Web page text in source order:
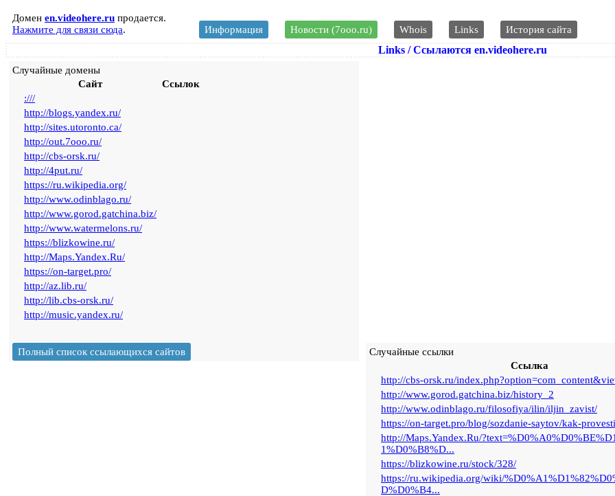
Домен en.videohere.ru продается.
Нажмите для связи сюда. Информация Новости (7ooo.ru) Whois Links История сайта
Links / Ссылаются en.videohere.ru
Случайные домены
Сайт
Ссылок
:///
http://blogs.yandex.ru/
http://sites.utoronto.ca/
http://out.7ooo.ru/
http://cbs-orsk.ru/
http://4put.ru/
https://ru.wikipedia.org/
http://www.odinblago.ru/
http://www.gorod.gatchina.biz/
http://www.watermelons.ru/
https://blizkowine.ru/
http://Maps.Yandex.Ru/
https://on-target.pro/
http://az.lib.ru/
http://lib.cbs-orsk.ru/
http://music.yandex.ru/
Полный список ссылающихся сайтов
Случайные ссылки
Ссылка
http://cbs-orsk.ru/
http://www.gorod.gatchina.biz/history_2
http://www.odinblago.ru/filosofiya/ilin/iljin_zavist/
https://on-target.pro/blog/sozdanie-saytov/kak-
http://Maps.Yandex.Ru/
1%D0%B8%D...
https://blizkowine.ru/stock/328/
https://ru.wikipedia.org/wiki/
D%D0%B4...